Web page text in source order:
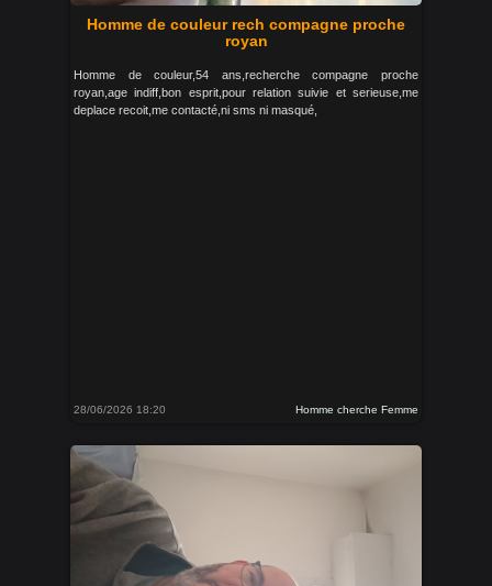
Homme de couleur rech compagne proche
royan
Homme de couleur,54 ans,recherche compagne proche
royan,age indiff,bon esprit,pour relation suivie et serieuse,me
deplace recoit,me contacté,ni sms ni masqué,
28/06/2026 18:20 Homme cherche Femme